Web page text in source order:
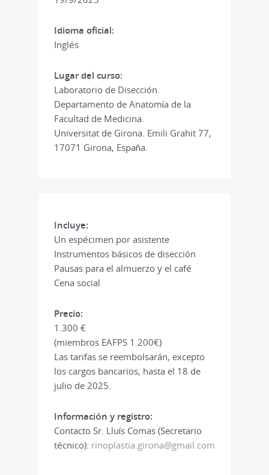
Idioma oficial:
Inglés
Lugar del curso:
Laboratorio de Disección.
Departamento de Anatomía de la
Facultad de Medicina.
Universitat de Girona. Emili Grahit 77,
17071 Girona, España.
Incluye:
Un espécimen por asistente
Instrumentos básicos de disección
Pausas para el almuerzo y el café
Cena social
Precio:
1.300 €
(miembros EAFPS 1.200€)
Las tarifas se reembolsarán, excepto
los cargos bancarios, hasta el 18 de
julio de 2025.
Información y registro:
Contacto Sr. Lluís Comas (Secretario
técnico): rinoplastia.girona@gmail.com